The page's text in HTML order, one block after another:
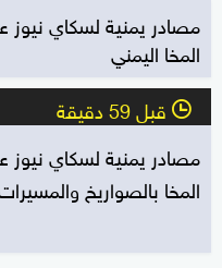
المخا اليمني
l قبل 59 دقيقة
مصادر يمنية لسكاي نيوز
المخا بالصواريخ